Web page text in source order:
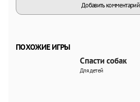
Добавить комментарий
ПОХОЖИЕ ИГРЫ
Спасти собак
Для детей